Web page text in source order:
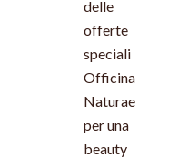
delle
offerte
speciali
Officina
Naturae
per una
beauty